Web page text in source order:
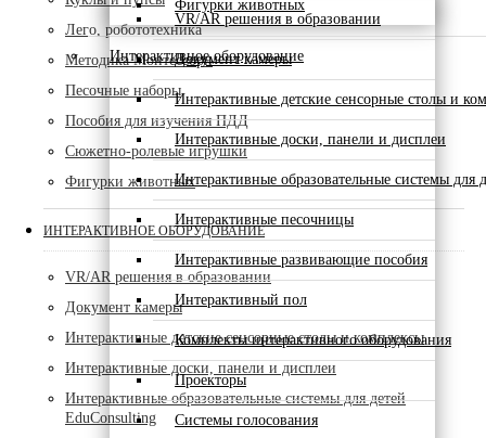
Фигурки животных
Интерактивное оборудование
VR/AR решения в образовании
Документ камеры
Интерактивные детские сенсорные столы и
Интерактивные доски, панели и дисплеи
Интерактивные образовательные системы для
Интерактивные песочницы
Интерактивные развивающие пособия
Интерактивный пол
Комплекты интерактивного оборудования
Проекторы
Системы голосования
Лего, робототехника
Методика Монтессори
Песочные наборы
Пособия для изучения ПДД
Сюжетно-ролевые игрушки
Фигурки животных
ИНТЕРАКТИВНОЕ ОБОРУДОВАНИЕ
VR/AR решения в образовании
Документ камеры
Интерактивные детские сенсорные столы и комплексы
Интерактивные доски, панели и дисплеи
Интерактивные образовательные системы для детей
EduConsulting